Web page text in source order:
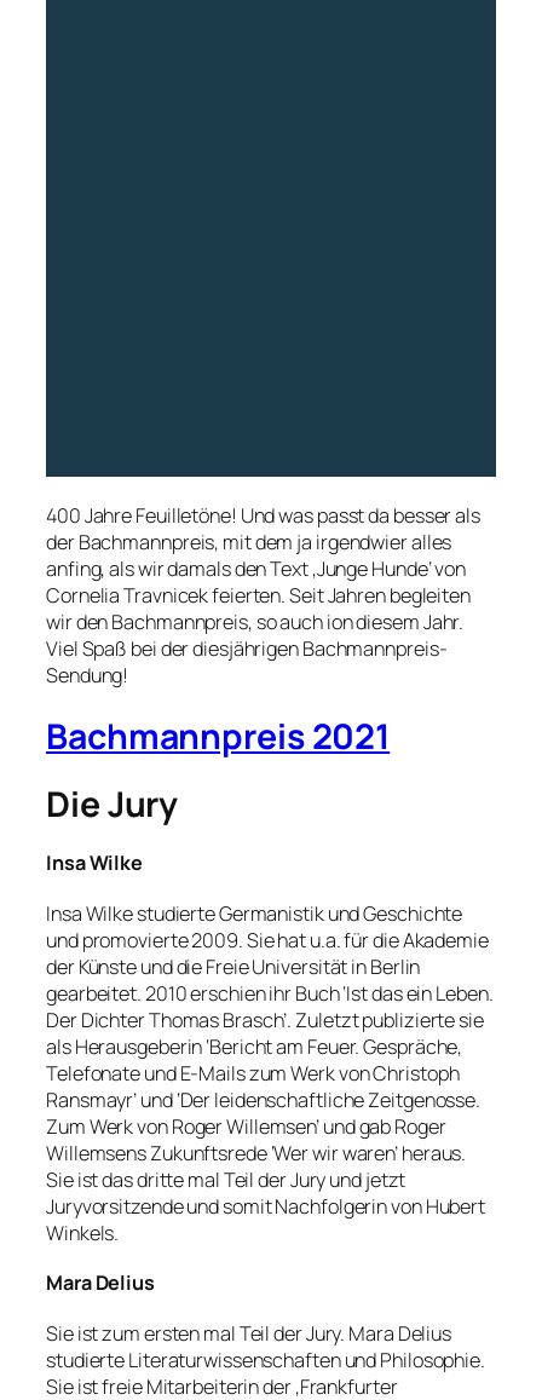
400 Jahre Feuilletöne! Und was passt da besser als
der Bachmannpreis, mit dem ja irgendwier alles
anfing, als wir damals den Text ‚Junge Hunde‘ von
Cornelia Travnicek feierten. Seit Jahren begleiten
wir den Bachmannpreis, so auch ion diesem Jahr.
Viel Spaß bei der diesjährigen Bachmannpreis-
Sendung!
Bachmannpreis 2021
Die Jury
Insa Wilke
Insa Wilke studierte Germanistik und Geschichte
und promovierte 2009. Sie hat u.a. für die Akademie
der Künste und die Freie Universität in Berlin
gearbeitet. 2010 erschien ihr Buch ‘Ist das ein Leben.
Der Dichter Thomas Brasch’. Zuletzt publizierte sie
als Herausgeberin ‘Bericht am Feuer. Gespräche,
Telefonate und E-Mails zum Werk von Christoph
Ransmayr’ und ‘Der leidenschaftliche Zeitgenosse.
Zum Werk von Roger Willemsen’ und gab Roger
Willemsens Zukunftsrede ‘Wer wir waren’ heraus.
Sie ist das dritte mal Teil der Jury und jetzt
Juryvorsitzende und somit Nachfolgerin von Hubert
Winkels.
Mara Delius
Sie ist zum ersten mal Teil der Jury. Mara Delius
studierte Literaturwissenschaften und Philosophie.
Sie ist freie Mitarbeiterin der ‚Frankfurter